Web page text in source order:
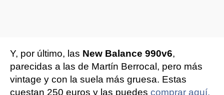
Y, por último, las New Balance 990v6,
parecidas a las de Martín Berrocal, pero más
vintage y con la suela más gruesa. Estas
cuestan 250 euros y las puedes comprar aquí.